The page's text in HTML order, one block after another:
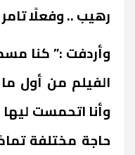
رهيب .. وفعلًا
وأردفت :” كنا
الفيلم من أول
وأنا اتحمست
حاجة مختلفة